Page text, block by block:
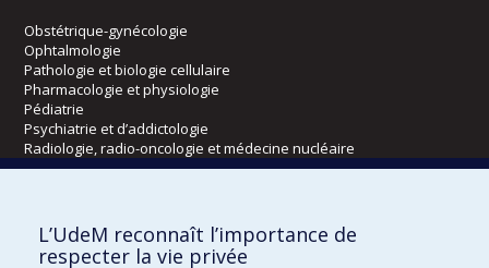
Obstétrique-gynécologie
Ophtalmologie
Pathologie et biologie cellulaire
Pharmacologie et physiologie
Pédiatrie
Psychiatrie et d’addictologie
Radiologie, radio-oncologie et médecine nucléaire
Écoles
Kinésiologie et des sciences de l’activité physique
L’UdeM reconnaît l’importance de
respecter la vie privée